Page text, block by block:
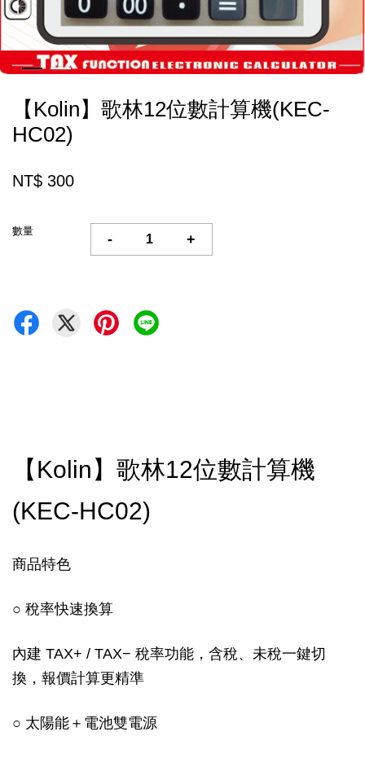
【Kolin】歌林12位數計算機(KEC-
HC02)
NT$ 300
數量
- +
【Kolin】歌林12位數計算機
(KEC-HC02)
商品特色
○ 稅率快速換算
內建 TAX+ / TAX− 稅率功能，含稅、未稅一鍵切
換，報價計算更精準
○ 太陽能＋電池雙電源